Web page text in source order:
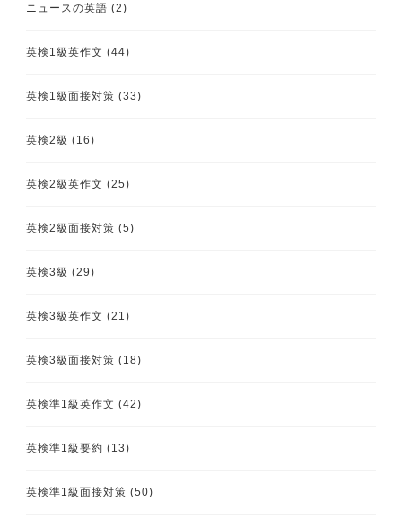
ニュースの英語 (2)
英検1級英作文 (44)
英検1級面接対策 (33)
英検2級 (16)
英検2級英作文 (25)
英検2級面接対策 (5)
英検3級 (29)
英検3級英作文 (21)
英検3級面接対策 (18)
英検準1級英作文 (42)
英検準1級要約 (13)
英検準1級面接対策 (50)